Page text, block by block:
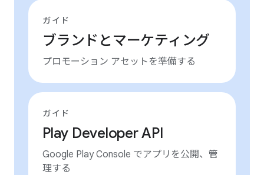
ガイド
ブランドとマーケティング
プロモーション アセットを準備する
ガイド
Play Developer API
Google Play Console でアプリを公開、管
理する